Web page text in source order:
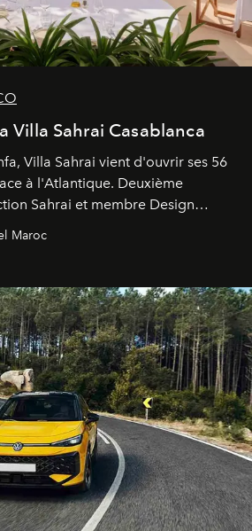
Villa Sahrai Casablanca
Villa Sahrai vient d'ouvrir ses 56
à l'Atlantique. Deuxième
Sahrai et membre Design
cinq étoiles signé Christophe
de vie complet. On y a déjeuné…
Maroc